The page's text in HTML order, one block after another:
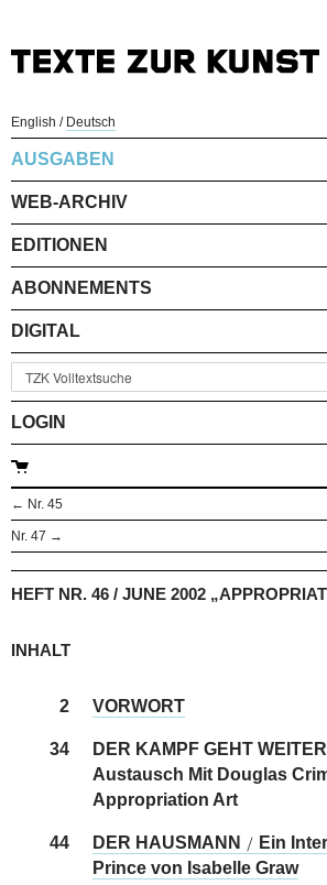
English / Deutsch
AUSGABEN
WEB-ARCHIV
EDITIONEN
ABONNEMENTS
DIGITAL
LOGIN
← Nr. 45
Nr. 47 →
HEFT NR. 46 / JUNE 2002
INHALT
2 VORWORT
34 DER KAMPF GEHT WEITER
Austausch Mit Douglas
Appropriation Art
44 DER HAUSMANN / Ein
Prince von Isabelle Graw